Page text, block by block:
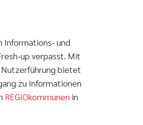
Informations- und
up verpasst. Mit
bietet
zu Informationen
REGIOkommunen in